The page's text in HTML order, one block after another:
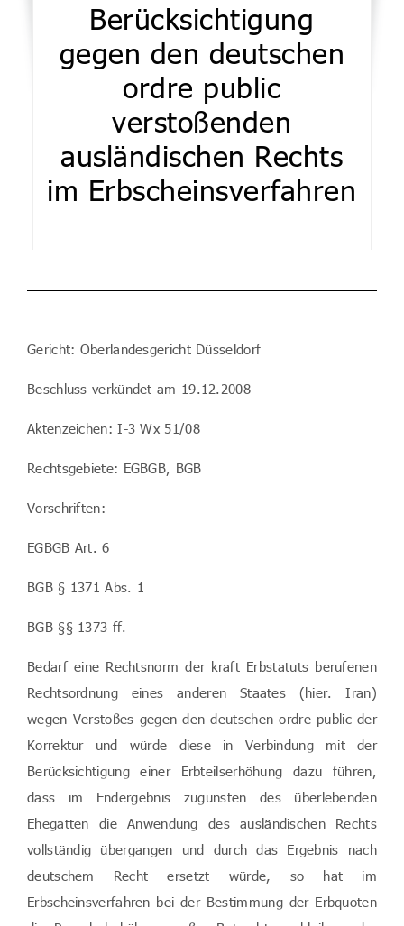
Berücksichtigung
gegen den deutschen
ordre public
verstoßenden
ausländischen Rechts
im Erbscheinsverfahren
Gericht: Oberlandesgericht Düsseldorf
Beschluss verkündet am 19.12.2008
Aktenzeichen: I-3 Wx 51/08
Rechtsgebiete: EGBGB, BGB
Vorschriften:
EGBGB Art. 6
BGB § 1371 Abs. 1
BGB §§ 1373 ff.
Bedarf eine Rechtsnorm der kraft Erbstatuts berufenen
Rechtsordnung eines anderen Staates (hier. Iran)
wegen Verstoßes gegen den deutschen ordre public der
Korrektur und würde diese in Verbindung mit der
Berücksichtigung einer Erbteilserhöhung dazu führen,
dass im Endergebnis zugunsten des überlebenden
Ehegatten die Anwendung des ausländischen Rechts
vollständig übergangen und durch das Ergebnis nach
deutschem Recht ersetzt würde, so hat im
Erbscheinsverfahren bei der Bestimmung der Erbquoten